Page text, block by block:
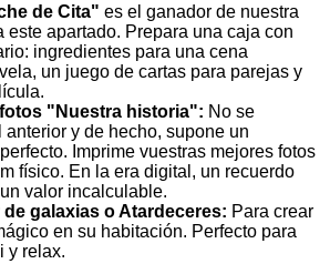
de Cita" es el ganador de nuestra
este apartado. Prepara una caja con
ingredientes para una cena
un juego de cartas para parejas y
"Nuestra historia": No se
anterior y de hecho, supone un
Imprime vuestras mejores fotos
físico. En la era digital, un recuerdo
valor incalculable.
galaxias o Atardeceres: Para crear
en su habitación. Perfecto para
y relax.